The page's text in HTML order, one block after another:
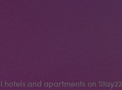
hotels and apartments on Stay22